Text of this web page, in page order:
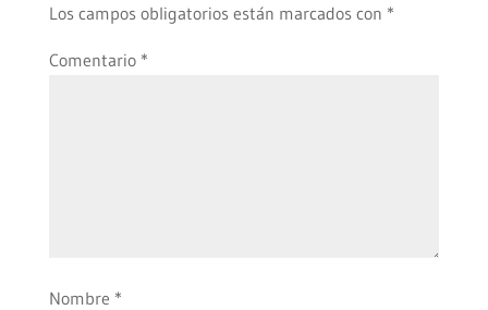
Los campos obligatorios están marcados con *
Comentario *
Nombre *